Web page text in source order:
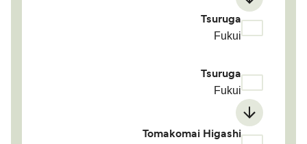
Tsuruga
Fukui
Tsuruga
Fukui
Tomakomai Higashi